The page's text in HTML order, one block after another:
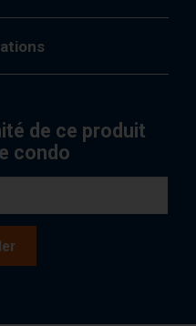
de ce produit
condo